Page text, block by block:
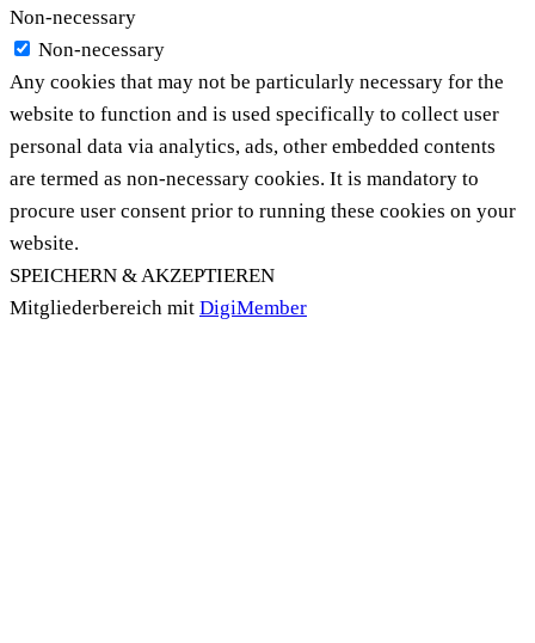
Non-necessary
Non-necessary
Any cookies that may not be particularly necessary for the
website to function and is used specifically to collect user
personal data via analytics, ads, other embedded contents
are termed as non-necessary cookies. It is mandatory to
procure user consent prior to running these cookies on your
website.
SPEICHERN & AKZEPTIEREN
Mitgliederbereich mit DigiMember